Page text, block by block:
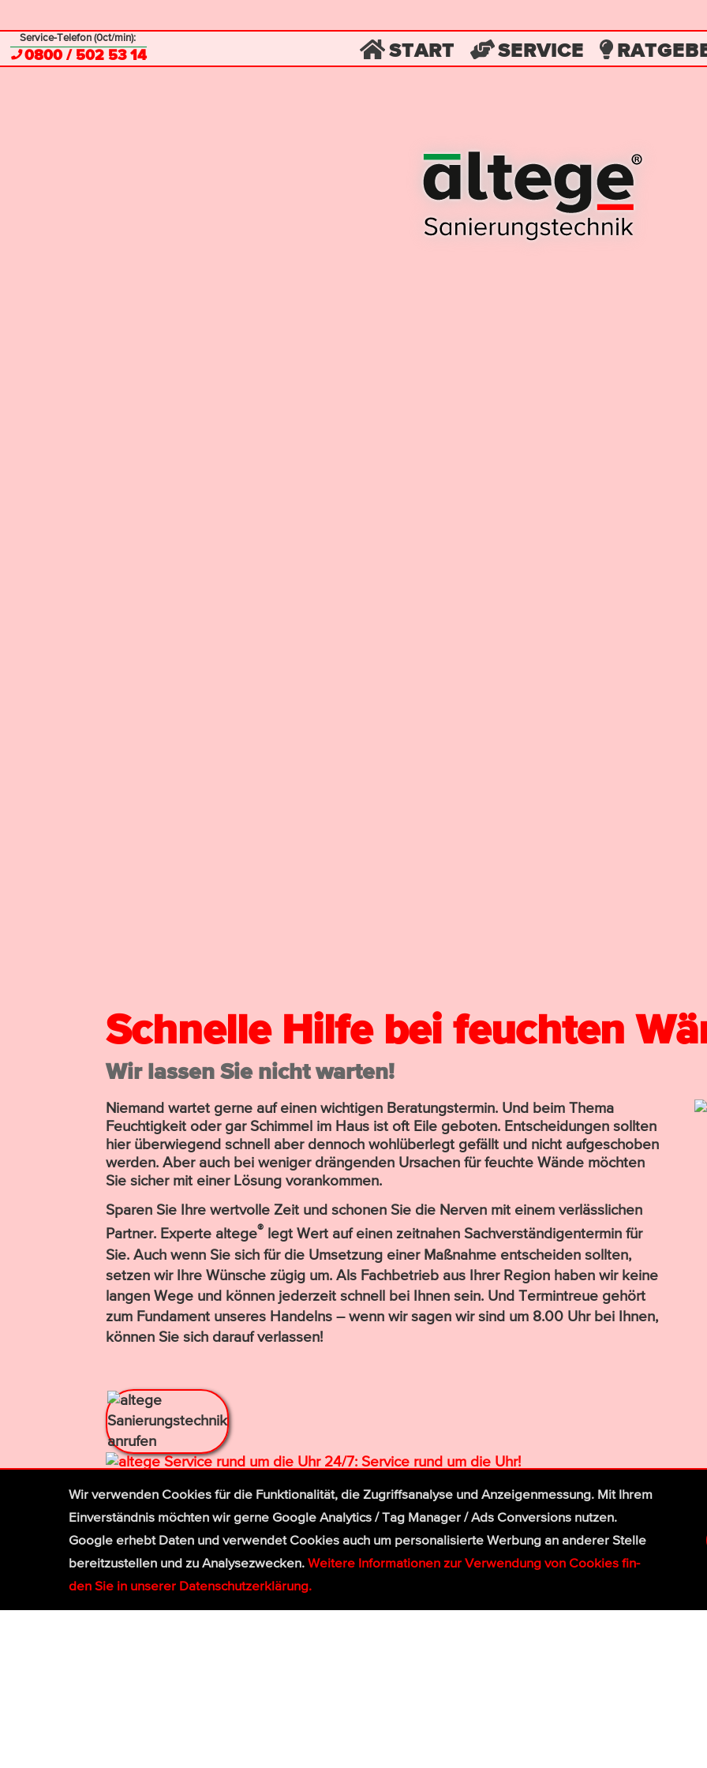
Service-Telefon (0ct/min):
0800 / 502 53 14 START SERVICE
Schnelle Hilfe bei feuchten
Wir lassen Sie nicht warten!
Niemand wartet gerne auf einen wichtigen Beratungs­termin. Und beim Thema
Feuchtig­keit oder gar Schimmel im Haus ist oft Eile geboten. Entscheidungen sollten
hier über­wiegend schnell aber dennoch wohl­überlegt gefällt und nicht aufge­schoben
werden. Aber auch bei weniger drängenden Ursachen für feuchte Wände möchten
Sie sicher mit einer Lösung voran­kommen.
Sparen Sie Ihre wertvolle Zeit und schonen Sie die Nerven mit einem verläss­lichen
Partner. Experte altege® legt Wert auf einen zeit­nahen Sachver­ständigen­termin für
Sie. Auch wenn Sie sich für die Umset­zung einer Maß­nahme ent­scheiden sollten,
setzen wir Ihre Wünsche zügig um. Als Fach­betrieb aus Ihrer Region haben wir keine
langen Wege und können jederzeit schnell bei Ihnen sein. Und Termin­treue gehört
zum Fundament unseres Handelns – wenn wir sagen wir sind um 8.00 Uhr bei Ihnen,
können Sie sich darauf verlassen!
24/7: Service rund um die Uhr!
0800 / 502 53 14
(0ct aus dem deutschen Mobil- und Festnetz)
≪ Alle Services
Wir ver­wen­den Cookies für die Funktio­na­lität, die Zugriffs­ana­lyse und Anzei­gen­mes­sung. Mit Ihrem
Ein­ver­ständ­nis möchten wir gerne Google Analytics / Tag Manager / Ads Con­ver­sions nutzen.
Google erhebt Daten und verwendet Cookies auch um perso­nali­sierte Wer­bung an ande­rer Stelle
bereit­zu­stel­len und zu Ana­lyse­zwecken.Wei­tere Infor­matio­nen zur Ver­wen­dung von Cookies fin­
den Sie in unserer Daten­schutz­erklä­rung.